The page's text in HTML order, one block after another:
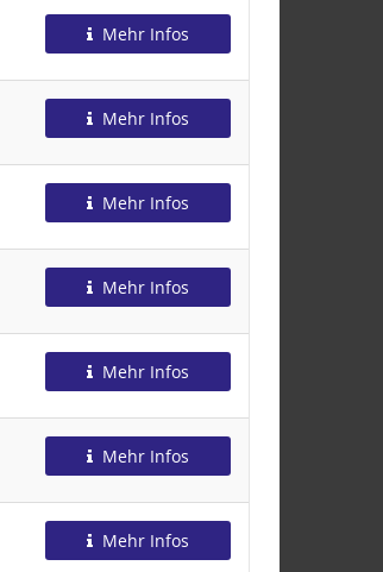
Mehr Infos
Mehr Infos
Mehr Infos
Mehr Infos
Mehr Infos
Mehr Infos
Mehr Infos